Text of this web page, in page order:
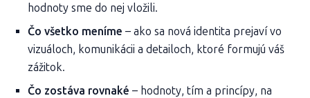
hodnoty sme do nej vložili.
Čo všetko meníme – ako sa nová identita prejaví vo
vizuáloch, komunikácii a detailoch, ktoré formujú váš
zážitok.
Čo zostáva rovnaké – hodnoty, tím a princípy, na